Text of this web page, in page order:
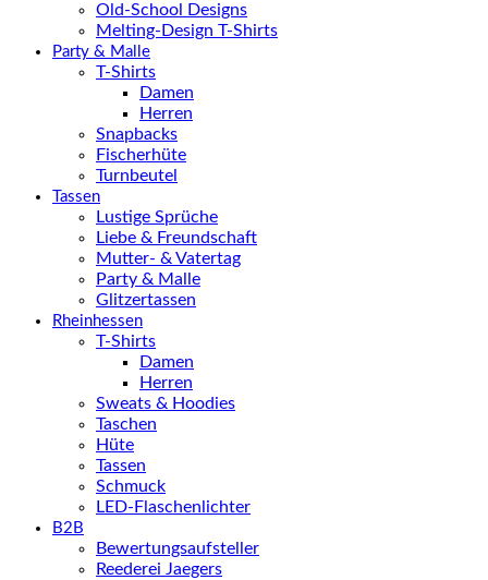
Old-School Designs
Melting-Design T-Shirts
Party & Malle
T-Shirts
Damen
Herren
Snapbacks
Fischerhüte
Turnbeutel
Tassen
Lustige Sprüche
Liebe & Freundschaft
Mutter- & Vatertag
Party & Malle
Glitzertassen
Rheinhessen
T-Shirts
Damen
Herren
Sweats & Hoodies
Taschen
Hüte
Tassen
Schmuck
LED-Flaschenlichter
B2B
Bewertungsaufsteller
Reederei Jaegers